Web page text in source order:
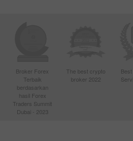
Broker Forex
Terbaik
berdasarkan
hasil Forex
Traders Summit
Dubai - 2023
The best crypto
broker 2022